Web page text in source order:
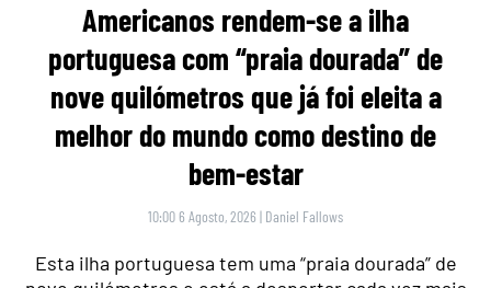
Americanos rendem-se a ilha
portuguesa com “praia dourada” de
nove quilómetros que já foi eleita a
melhor do mundo como destino de
bem-estar
10:00 6 Agosto, 2026 | Daniel Fallows
Esta ilha portuguesa tem uma “praia dourada” de